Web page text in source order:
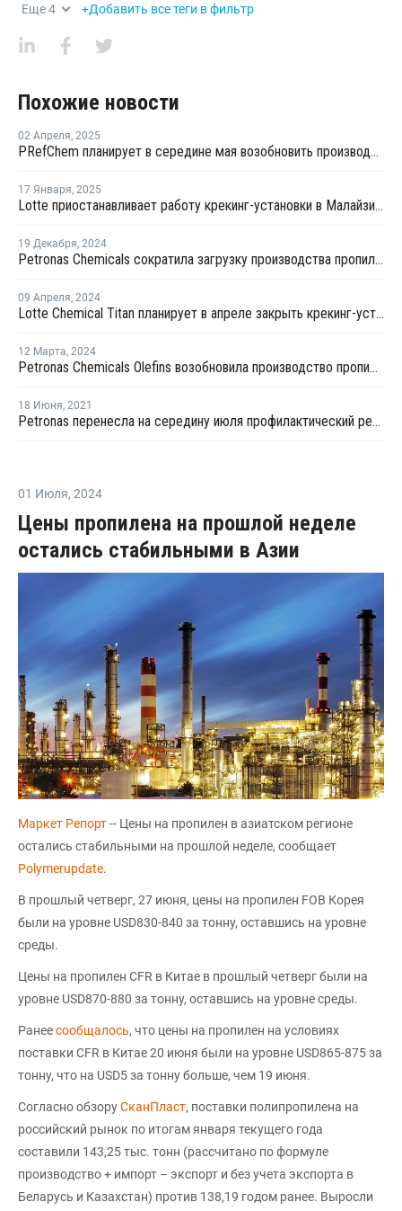
Еще4 +Добавить все теги в фильтр
Похожие новости
02 Апреля, 2025
PRefChem планирует в середине мая возобновить производство на крекинг-установке в Малайзии
17 Января, 2025
Lotte приостанавливает работу крекинг-установки в Малайзии на фоне убытков
19 Декабря, 2024
Petronas Chemicals сократила загрузку производства пропилена в Малайзии
09 Апреля, 2024
Lotte Chemical Titan планирует в апреле закрыть крекинг-установку №2 в Пасир-Гуданге
12 Марта, 2024
Petronas Chemicals Olefins возобновила производство пропилена в Малайзии
18 Июня, 2021
Petronas перенесла на середину июля профилактический ремонт крекинг-установки в Кертехе
01 Июля, 2024
Цены пропилена на прошлой неделе
остались стабильными в Азии
Маркет Репорт-- Цены на пропилен в азиатском регионе
остались стабильными на прошлой неделе, сообщает
Polymerupdate.
В прошлый четверг, 27 июня, цены на пропилен FOB Корея
были на уровне USD830-840 за тонну, оставшись на уровне
среды.
Цены на пропилен CFR в Китае в прошлый четверг были на
уровне USD870-880 за тонну, оставшись на уровне среды.
Ранеесообщалось, что цены на пропилен на условиях
поставки CFR в Китае 20 июня были на уровне USD865-875 за
тонну, что на USD5 за тонну больше, чем 19 июня.
Согласно обзоруСканПласт, поставки полипропилена на
российский рынок по итогам января текущего года
составили 143,25 тыс. тонн (рассчитано по формуле
производство + импорт – экспорт и без учета экспорта в
Беларусь и Казахстан) против 138,19 годом ранее. Выросли